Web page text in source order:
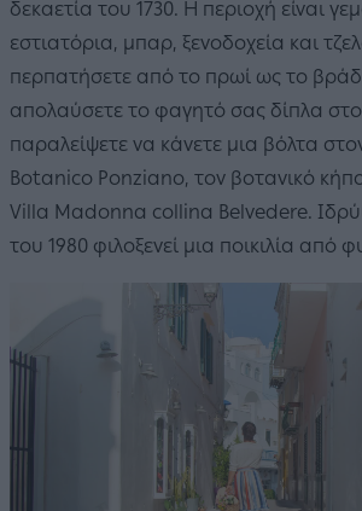
δεκαετία του 1730. Η περιοχή είναι
εστιατόρια, μπαρ, ξενοδοχεία και
περπατήσετε από το πρωί ως το
απολαύσετε το φαγητό σας δίπλα
παραλείψετε να κάνετε μια βόλτα
Botanico Ponziano, τον βοτανικό
Villa Madonna collina Belvedere.
του 1980 φιλοξενεί μια ποικιλία από